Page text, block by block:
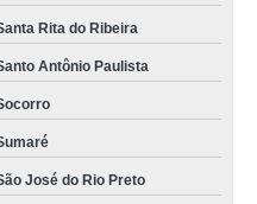
Rita do Ribeira
Antônio Paulista
José do Rio Preto